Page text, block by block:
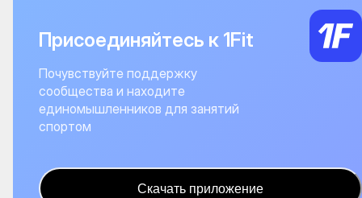
Присоединяйтесь к 1Fit
Почувствуйте поддержку
сообщества и находите
единомышленников для занятий
спортом
Скачать приложение